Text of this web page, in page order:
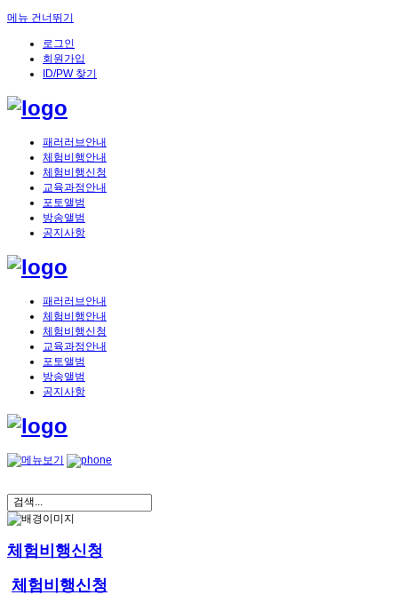
메뉴 건너뛰기
로그인
회원가입
ID/PW 찾기
패러러브안내
체험비행안내
체험비행신청
교육과정안내
포토앨범
방송앨범
공지사항
패러러브안내
체험비행안내
체험비행신청
교육과정안내
포토앨범
방송앨범
공지사항
체험비행신청
체험비행신청